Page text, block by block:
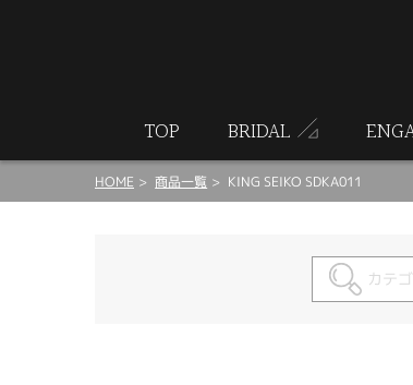
TOP BRIDAL
HOME 商品一覧 KING SEIKO SDKA011